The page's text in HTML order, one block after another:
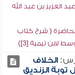
عبد العزيز بن عبد الله
( شرح كتاب
لابن تيمية [3])
الخلاف
الزنديق